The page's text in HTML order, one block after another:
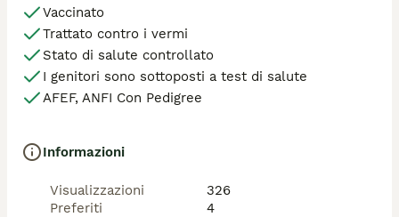
Vaccinato
Trattato contro i vermi
Stato di salute controllato
I genitori sono sottoposti a test di salute
AFEF, ANFI Con Pedigree
Informazioni
Visualizzazioni
326
Preferiti
4